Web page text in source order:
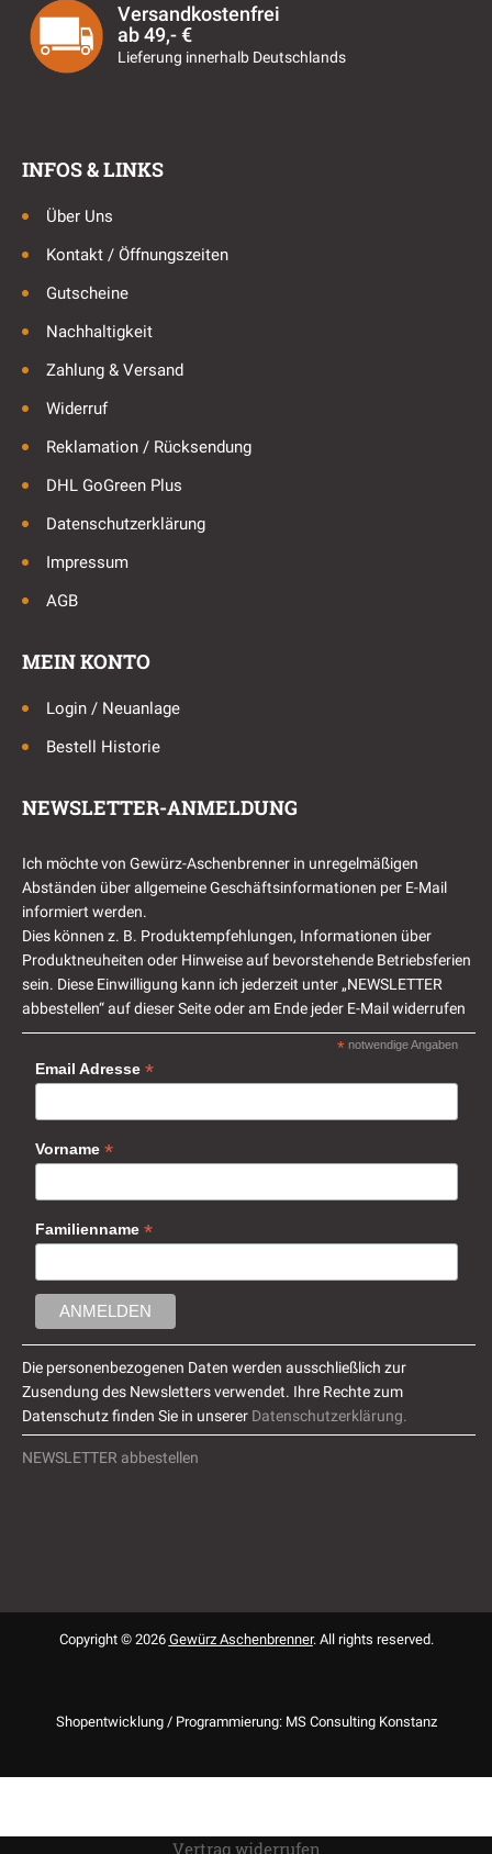
Versandkostenfrei
ab 49,- €
Lieferung innerhalb Deutschlands
INFOS & LINKS
Über Uns
Kontakt / Öffnungszeiten
Gutscheine
Nachhaltigkeit
Zahlung & Versand
Widerruf
Reklamation / Rücksendung
DHL GoGreen Plus
Datenschutzerklärung
Impressum
AGB
MEIN KONTO
Login / Neuanlage
Bestell Historie
NEWSLETTER-ANMELDUNG
Ich möchte von Gewürz-Aschenbrenner in unregelmäßigen
Abständen über allgemeine Geschäftsinformationen per E-Mail
informiert werden.
Dies können z. B. Produktempfehlungen, Informationen über
Produktneuheiten oder Hinweise auf bevorstehende Betriebsferien
sein. Diese Einwilligung kann ich jederzeit unter „NEWSLETTER
abbestellen“ auf dieser Seite oder am Ende jeder E-Mail widerrufen
*notwendige Angaben
Email Adresse *
Vorname *
Familienname *
Die personenbezogenen Daten werden ausschließlich zur
Zusendung des Newsletters verwendet. Ihre Rechte zum
Datenschutz finden Sie in unserer Datenschutzerklärung.
NEWSLETTER abbestellen
Copyright © 2026 Gewürz Aschenbrenner. All rights reserved.
Shopentwicklung / Programmierung: MS Consulting Konstanz
Vertrag widerrufen